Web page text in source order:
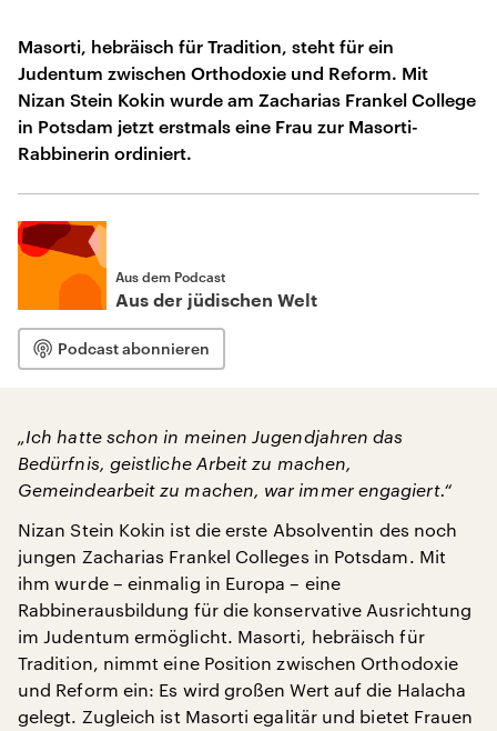
Masorti, hebräisch für Tradition, steht für ein
Judentum zwischen Orthodoxie und Reform. Mit
Nizan Stein Kokin wurde am Zacharias Frankel College
in Potsdam jetzt erstmals eine Frau zur Masorti-
Rabbinerin ordiniert.
Aus dem Podcast
Aus der jüdischen Welt
Podcast abonnieren
„Ich hatte schon in meinen Jugendjahren das
Bedürfnis, geistliche Arbeit zu machen,
Gemeindearbeit zu machen, war immer engagiert.“
Nizan Stein Kokin ist die erste Absolventin des noch
jungen Zacharias Frankel Colleges in Potsdam. Mit
ihm wurde – einmalig in Europa – eine
Rabbinerausbildung für die konservative Ausrichtung
im Judentum ermöglicht. Masorti, hebräisch für
Tradition, nimmt eine Position zwischen Orthodoxie
und Reform ein: Es wird großen Wert auf die Halacha
gelegt. Zugleich ist Masorti egalitär und bietet Frauen